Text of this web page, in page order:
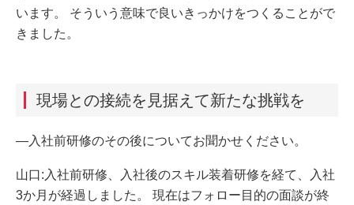
います。 そういう意味で良いきっかけをつくることがで
きました。
現場との接続を見据えて新たな挑戦を
―入社前研修のその後についてお聞かせください。
山口:入社前研修、入社後のスキル装着研修を経て、入社
3か月が経過しました。 現在はフォロー目的の面談が終